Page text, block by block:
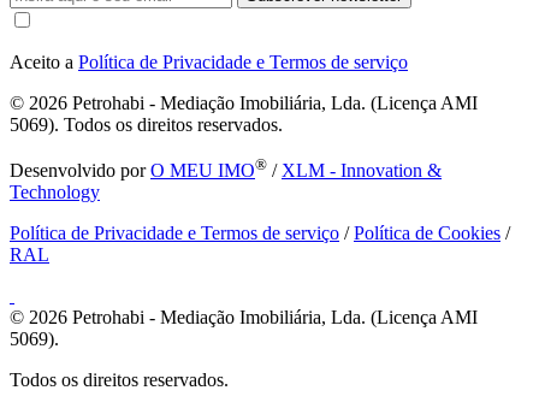
Aceito a Política de Privacidade e Termos de serviço
© 2026 Petrohabi - Mediação Imobiliária, Lda. (Licença AMI
5069). Todos os direitos reservados.
Desenvolvido porO MEU IMO® / XLM - Innovation &
Technology
Política de Privacidade e Termos de serviço /Política de Cookies /
RAL
© 2026 Petrohabi - Mediação Imobiliária, Lda. (Licença AMI
5069).
Todos os direitos reservados.